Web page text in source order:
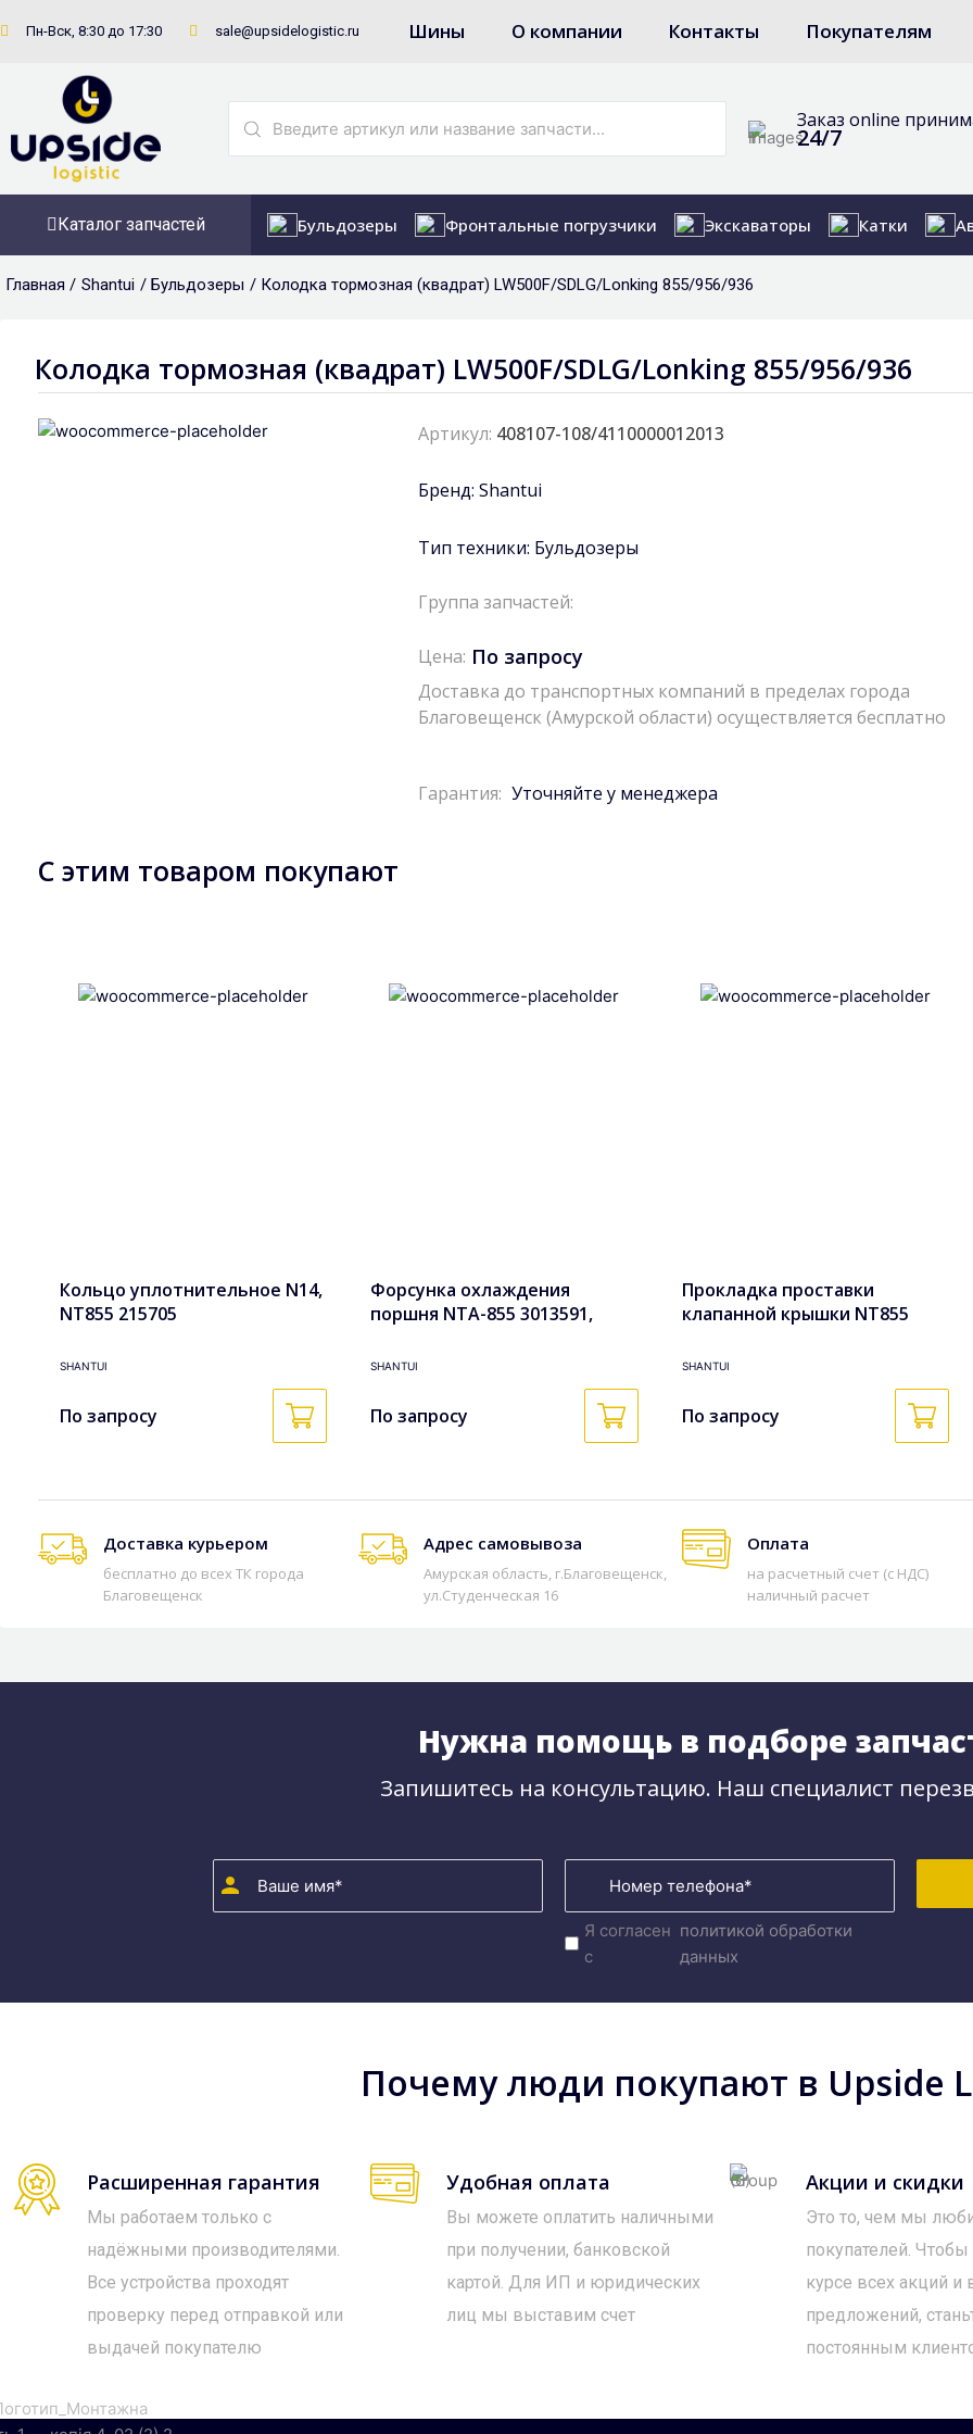
к
Пн-Вск, 8:30 до 17:30 sale@upsidelogistic.ru Шины О компании Контакты Покупателям
Заказ online
24/7
Каталог запчастей Бульдозеры Фронтальные погрузчики Экскаваторы Катки
Главная / Shantui / Бульдозеры / Колодка тормозная (квадрат) LW500F/SDLG/Lonking 855/956/936
Колодка тормозная (квадрат) LW500F/SDLG/Lonking 855/956/936
Артикул: 408107-108/4110000012013
Бренд: Shantui
Тип техники: Бульдозеры
Группа запчастей:
Цена: По запросу
Доставка до транспортных компаний в пределах города
Благовещенск (Амурской области) осуществляется бесплатно
Гарантия: Уточняйте у менеджера
С этим товаром покупают
Кольцо уплотнительное N14,
NT855 215705
SHANTUI
По запросу
Форсунка охлаждения
поршня NTA-855 3013591,
SHANTUI
По запросу
Прокладка проставки
клапанной крышки NT855
SHANTUI
По запросу
Доставка курьером
бесплатно до всех ТК города
Благовещенск
Адрес самовывоза
Амурская область, г.Благовещенск,
ул.Студенческая 16
Оплата
на расчетный счет (с НДС)
наличный расчет
Нужна помощь в подборе
Запишитесь на консультацию. Наш специалист
Я согласен
с
политикой обработки
данных
Почему люди покупают в Upside
Расширенная гарантия
Мы работаем только с
надёжными производителями.
Все устройства проходят
проверку перед отправкой или
выдачей покупателю
Удобная оплата
Вы можете оплатить наличными
при получении, банковской
картой. Для ИП и юридических
лиц мы выставим счет
Акции и скидки
Это то, чем мы
покупателей.
курсе всех акций и
предложений,
постоянным